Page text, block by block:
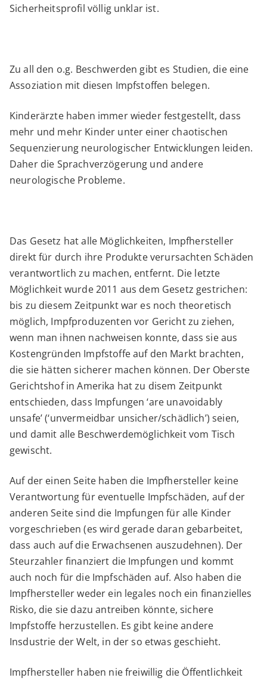
Sicherheitsprofil völlig unklar ist.
Zu all den o.g. Beschwerden gibt es Studien, die eine
Assoziation mit diesen Impfstoffen belegen.
Kinderärzte haben immer wieder festgestellt, dass
mehr und mehr Kinder unter einer chaotischen
Sequenzierung neurologischer Entwicklungen leiden.
Daher die Sprachverzögerung und andere
neurologische Probleme.
Das Gesetz hat alle Möglichkeiten, Impfhersteller
direkt für durch ihre Produkte verursachten Schäden
verantwortlich zu machen, entfernt. Die letzte
Möglichkeit wurde 2011 aus dem Gesetz gestrichen:
bis zu diesem Zeitpunkt war es noch theoretisch
möglich, Impfproduzenten vor Gericht zu ziehen,
wenn man ihnen nachweisen konnte, dass sie aus
Kostengründen Impfstoffe auf den Markt brachten,
die sie hätten sicherer machen können. Der Oberste
Gerichtshof in Amerika hat zu disem Zeitpunkt
entschieden, dass Impfungen ‘are unavoidably
unsafe’ (‘unvermeidbar unsicher/schädlich’) seien,
und damit alle Beschwerdemöglichkeit vom Tisch
gewischt.
Auf der einen Seite haben die Impfhersteller keine
Verantwortung für eventuelle Impfschäden, auf der
anderen Seite sind die Impfungen für alle Kinder
vorgeschrieben (es wird gerade daran gebarbeitet,
dass auch auf die Erwachsenen auszudehnen). Der
Steurzahler finanziert die Impfungen und kommt
auch noch für die Impfschäden auf. Also haben die
Impfhersteller weder ein legales noch ein finanzielles
Risko, die sie dazu antreiben könnte, sichere
Impfstoffe herzustellen. Es gibt keine andere
Insdustrie der Welt, in der so etwas geschieht.
Impfhersteller haben nie freiwillig die Öffentlichkeit